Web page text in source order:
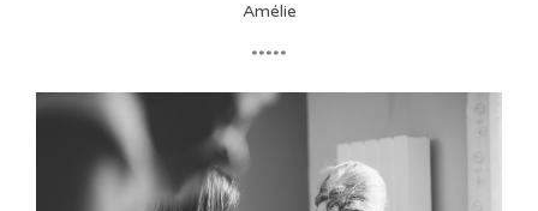
Amélie
*****